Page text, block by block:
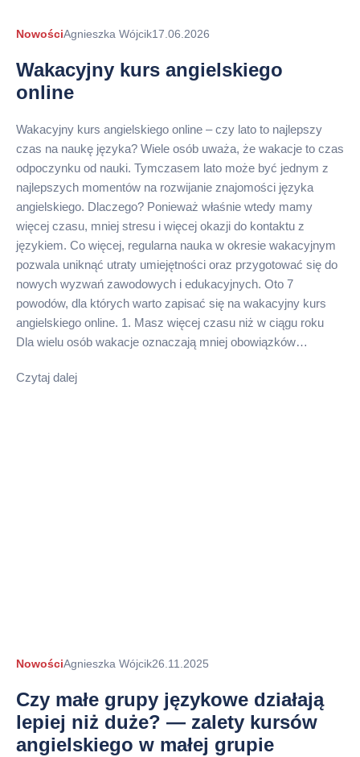
NowościAutor
Agnieszka Wójcik17.06.2026
Wakacyjny kurs angielskiego
online
Wakacyjny kurs angielskiego online – czy lato to najlepszy
czas na naukę języka? Wiele osób uważa, że wakacje to czas
odpoczynku od nauki. Tymczasem lato może być jednym z
najlepszych momentów na rozwijanie znajomości języka
angielskiego. Dlaczego? Ponieważ właśnie wtedy mamy
więcej czasu, mniej stresu i więcej okazji do kontaktu z
językiem. Co więcej, regularna nauka w okresie wakacyjnym
pozwala uniknąć utraty umiejętności oraz przygotować się do
nowych wyzwań zawodowych i edukacyjnych. Oto 7
powodów, dla których warto zapisać się na wakacyjny kurs
angielskiego online. 1. Masz więcej czasu niż w ciągu roku
Dla wielu osób wakacje oznaczają mniej obowiązków…
Czytaj dalej
NowościAutor
Agnieszka Wójcik26.11.2025
Czy małe grupy językowe działają
lepiej niż duże? — zalety kursów
angielskiego w małej grupie